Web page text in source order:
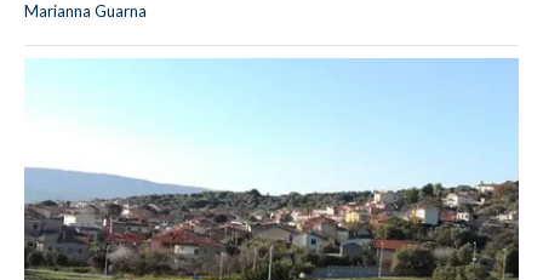
Marianna Guarna